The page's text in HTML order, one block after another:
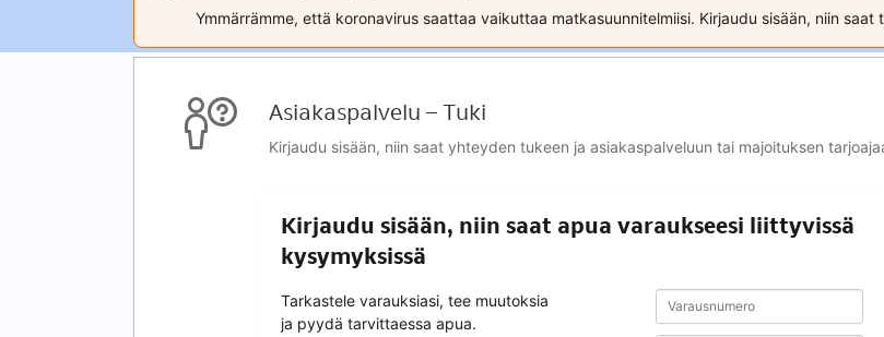
Ymmärrämme, että koronavirus saattaa vaikuttaa matkasuunnitelmiisi. Kirjaudu sisään, niin saat
Asiakaspalvelu – Tuki
Kirjaudu sisään, niin saat yhteyden tukeen ja asiakaspalveluun tai majoituksen
Kirjaudu sisään, niin saat apua varaukseesi liittyvissä
kysymyksissä
Tarkastele varauksiasi, tee muutoksia
ja pyydä tarvittaessa apua.
Varausnumero
Varausnumero